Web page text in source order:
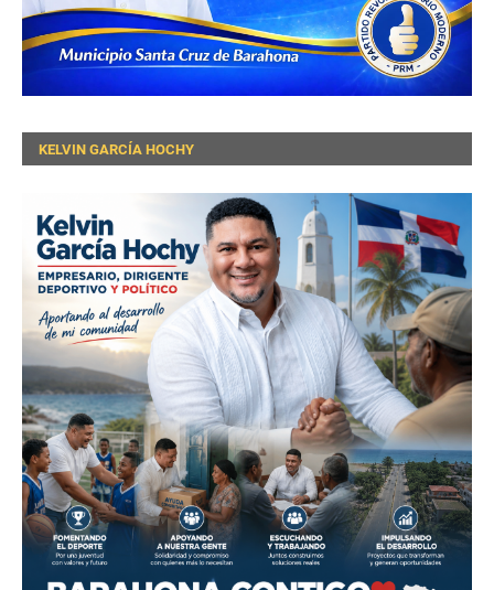
KELVIN GARCÍA HOCHY